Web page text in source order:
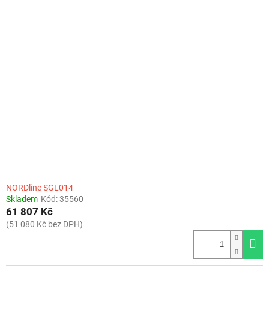
NORDline SGL014
Skladem Kód:35560
61 807 Kč
(51 080 Kč bez DPH)